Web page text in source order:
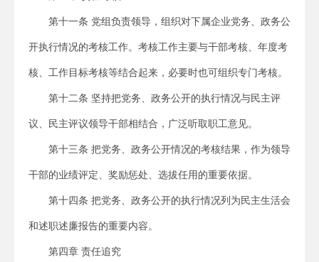
第十一条 党组负责领导，组织对下属企业党务、政务公
开执行情况的考核工作。考核工作主要与干部考核、年度考
核、工作目标考核等结合起来，必要时也可组织专门考核。
第十二条 坚持把党务、政务公开的执行情况与民主评
议、民主评议领导干部相结合，广泛听取职工意见。
第十三条 把党务、政务公开情况的考核结果，作为领导
干部的业绩评定、奖励惩处、选拔任用的重要依据。
第十四条 把党务、政务公开的执行情况列为民主生活会
和述职述廉报告的重要内容。
第四章 责任追究